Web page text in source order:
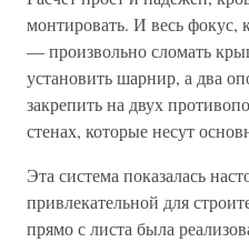
монтировать. И весь фокус,
— произвольно сломать
установить шарнир, а два
закрепить на двух
стенах, которые несут
Эта система показалась
привлекательной для
прямо с листа была